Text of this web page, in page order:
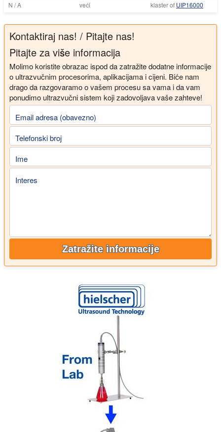
N / A
veći klaster of UIP16000
Kontaktiraj nas! / Pitajte nas!
Pitajte za više informacija
Molimo koristite obrazac ispod da zatražite dodatne informacije
o ultrazvučnim procesorima, aplikacijama i cijeni. Biće nam
drago da razgovaramo o vašem procesu sa vama i da vam
ponudimo ultrazvučni sistem koji zadovoljava vaše zahteve!
Email adresa (obavezno)
Telefonski broj
Ime
Interes
Zatražite informacije